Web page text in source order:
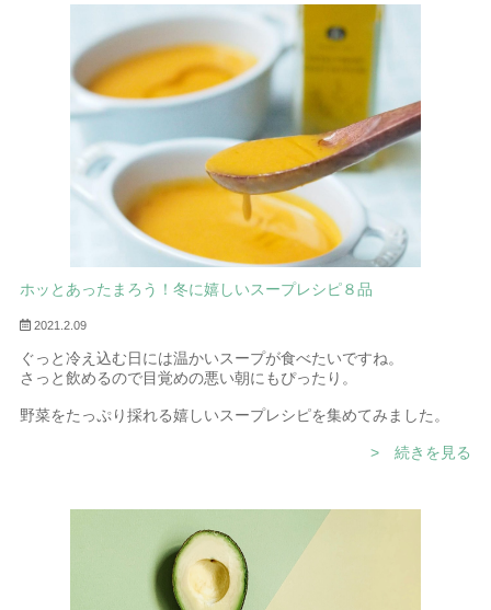
愛媛県といえば「道後温泉」「しまなみ海道」「」など人気スポ
ットがたくさん。
お土産には「みかん」や「タオル」、銘菓もたくさんありますが
知る人ぞ知る愛媛ならではのドレッシングやオリーブオイルも欠
かせない存在なのです。
愛媛は伊予柑、レモン、柚子など「みかん」に代表される柑橘が
その他にも、落ち着いた風土でおいしい醤油ができたり、安心安
全な農産物がたくさん。
そんな愛媛県産の原料を使って生まれたドレッシングは、まさに
愛媛ならではの味と品質です。
愛媛県の道後温泉、大洲や今治、しまなみ海道など主要な観光地
ンキングとおすすめシーン別にご紹介します。
ホッとあったまろう！冬に嬉しいスープレシピ８品
2021.2.09
ぐっと冷え込む日には温かいスープが食べたいですね。
さっと飲めるので目覚めの悪い朝にもぴったり。
野菜をたっぷり採れる嬉しいスープレシピを集めてみました。
> 続きを見る